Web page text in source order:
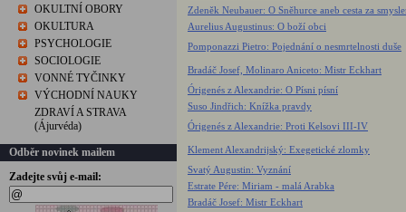
OKULTNÍ OBORY
OKULTURA
PSYCHOLOGIE
SOCIOLOGIE
VONNÉ TYČINKY
VÝCHODNÍ NAUKY
ZDRAVÍ A STRAVA
(Ájurvéda)
Odběr novinek mailem
Zadejte svůj e-mail:
Zdeněk Neubauer: O Sněhurce aneb cesta za
Aurelius Augustinus: O boží obci
Pomponazzi Pietro: Pojednání o nesmrtelnosti duše
Bradáč Josef, Molinaro Aniceto: Mistr Eckhart
Órigenés z Alexandrie: O Písni písní
Suso Jindřich: Knížka pravdy
Órigenés z Alexandrie: Proti Kelsovi III-IV
Klement Alexandrijský: Exegetické zlomky
Svatý Augustin: Vyznání
Estrate Pére: Miriam - malá Arabka
Bradáč Josef: Mistr Eckhart